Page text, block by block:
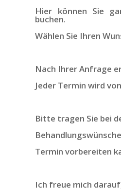
Hier können Sie
buchen.
Wählen Sie Ihren
Nach Ihrer Anfrage
Jeder Termin wird
Bitte tragen Sie bei
Termin vorbereiten
Ich freue mich